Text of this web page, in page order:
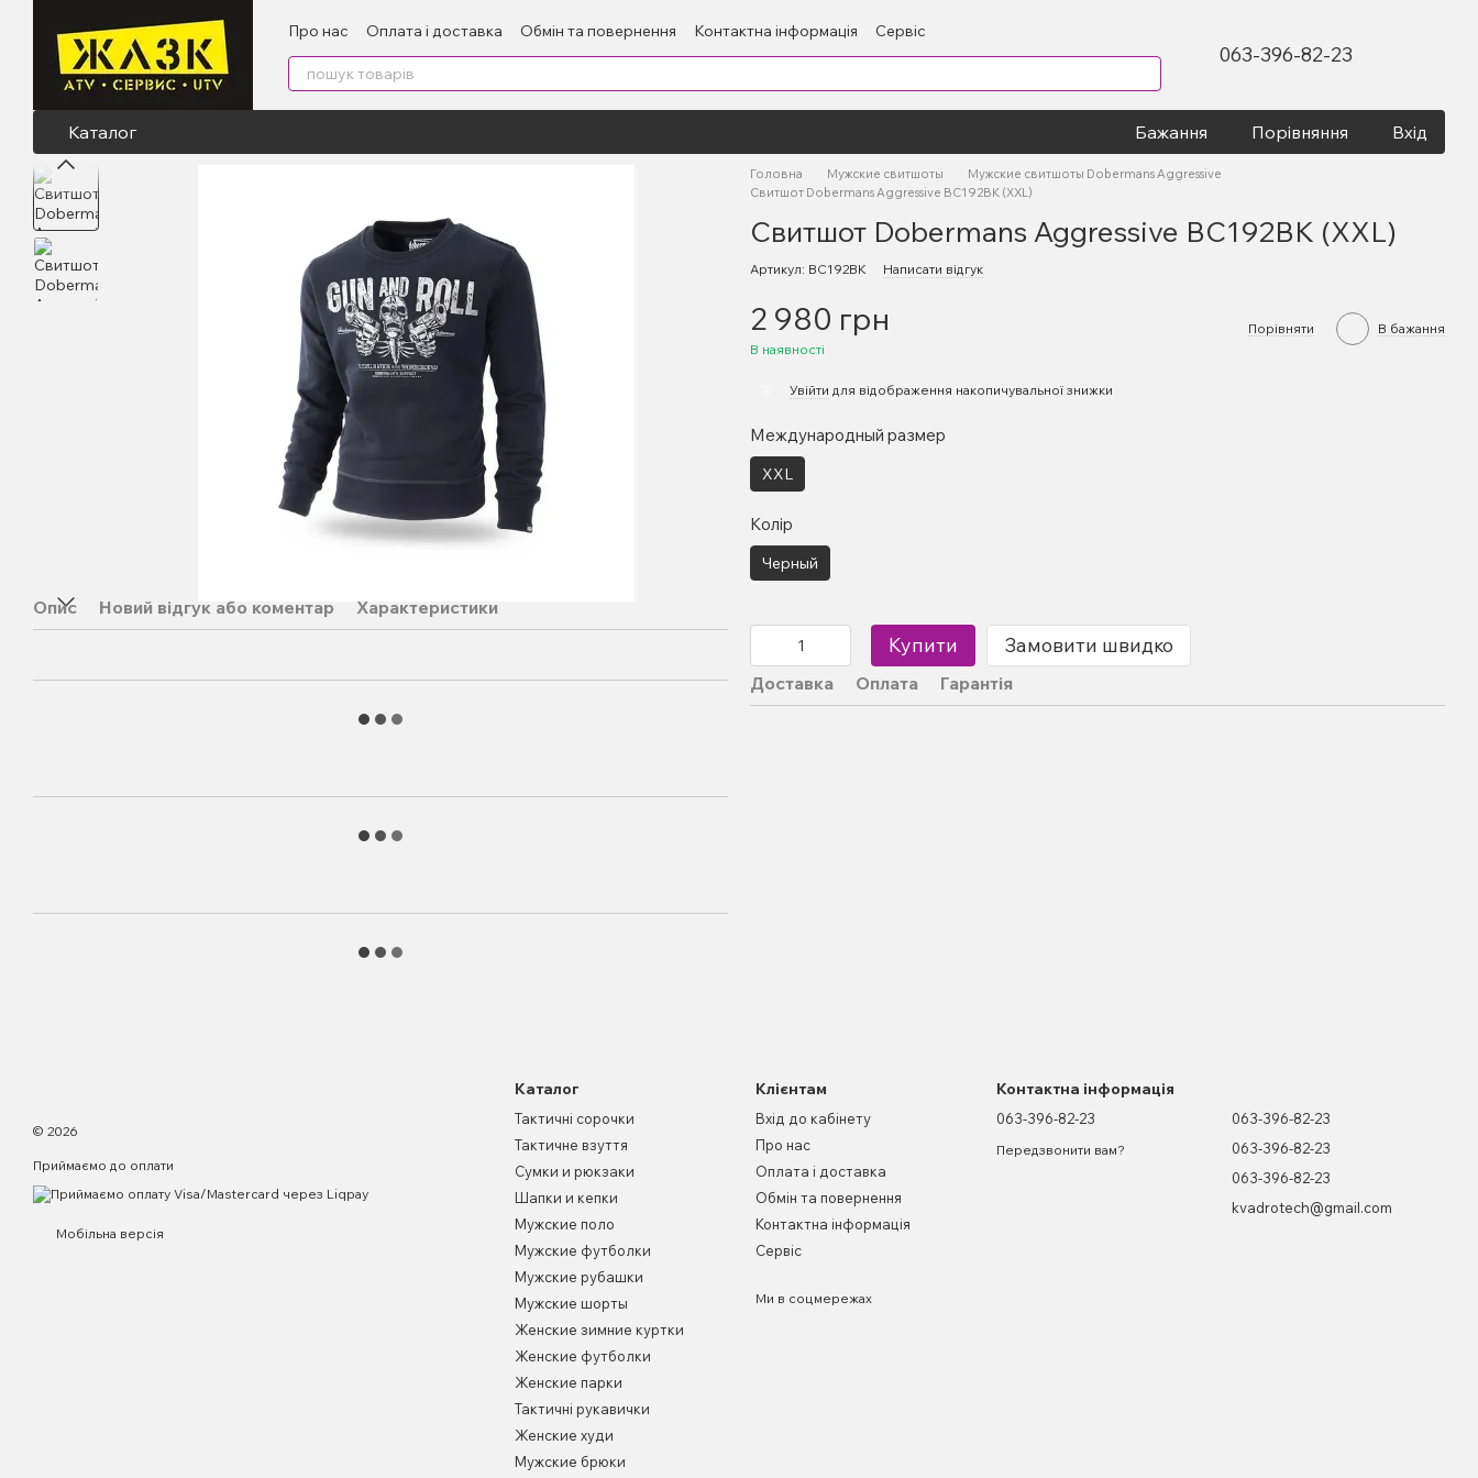
Перейти до основного контенту
Про нас Оплата і доставка Обмін та повернення Контактна інформація Сервіс
063-396-82-23
Каталог Бажання Порівняння Вхід
Опис Новий відгук або коментар Характеристики
Головна Мужские свитшоты
Мужские свитшоты Dobermans Aggressive
Свитшот Dobermans Aggressive BC192BK (XXL)
Свитшот Dobermans Aggressive BC192BK (XXL)
Артикул: BC192BK Написати відгук
2 980 грн
В наявності
Порівняти В бажання
Увійти для відображення накопичувальної знижки
Международный размер
XXL
Колір
Черный
Купити Замовити швидко
Доставка Оплата Гарантія
© 2026
Приймаємо до оплати
Мобільна версія
Каталог
Тактичні сорочки
Тактичне взуття
Сумки и рюкзаки
Шапки и кепки
Мужские поло
Мужские футболки
Мужские рубашки
Мужские шорты
Женские зимние куртки
Женские футболки
Женские парки
Тактичні рукавички
Женские худи
Мужские брюки
Клієнтам
Вхід до кабінету
Про нас
Оплата і доставка
Обмін та повернення
Контактна інформація
Сервіс
Ми в соцмережах
Контактна інформація
063-396-82-23
Передзвонити вам?
063-396-82-23
063-396-82-23
063-396-82-23
kvadrotech@gmail.com